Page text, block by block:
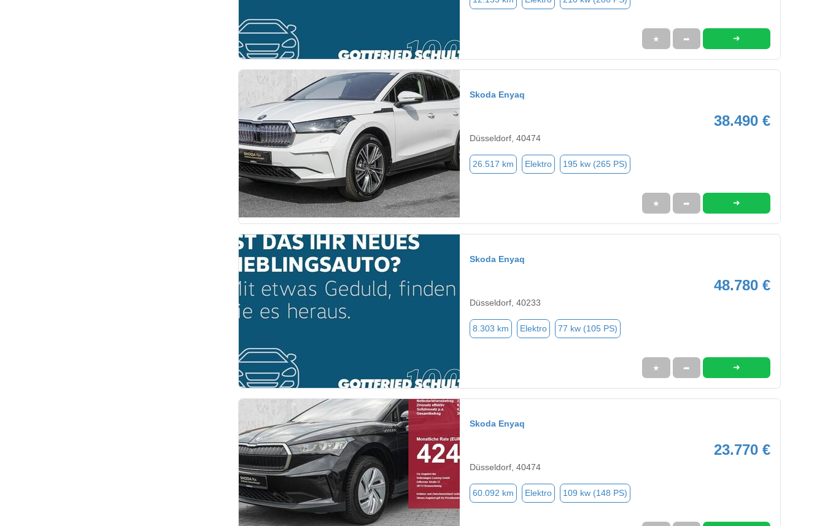
★ ➦ ➜
Skoda Enyaq
38.490 €
Düsseldorf, 40474
26.517 km Elektro 195 kw (265 PS)
★ ➦ ➜
Skoda Enyaq
48.780 €
Düsseldorf, 40233
8.303 km Elektro 77 kw (105 PS)
★ ➦ ➜
Skoda Enyaq
23.770 €
Düsseldorf, 40474
60.092 km Elektro 109 kw (148 PS)